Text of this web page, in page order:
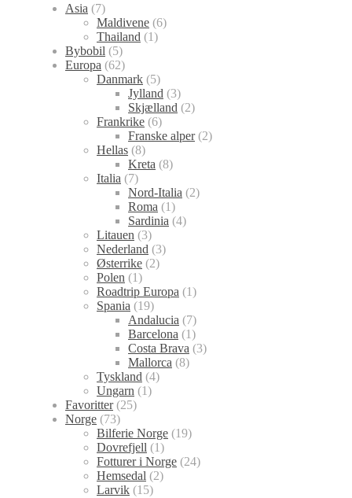
Asia (7)
Maldivene (6)
Thailand (1)
Bybobil (5)
Europa (62)
Danmark (5)
Jylland (3)
Skjælland (2)
Frankrike (6)
Franske alper(2)
Hellas (8)
Kreta (8)
Italia (7)
Nord-Italia (2)
Roma (1)
Sardinia (4)
Litauen (3)
Nederland (3)
Østerrike (2)
Polen (1)
Roadtrip Europa (1)
Spania (19)
Andalucia (7)
Barcelona (1)
Costa Brava (3)
Mallorca (8)
Tyskland (4)
Ungarn (1)
Favoritter(25)
Norge (73)
Bilferie Norge (19)
Dovrefjell (1)
Fotturer i Norge (24)
Hemsedal (2)
Larvik (15)